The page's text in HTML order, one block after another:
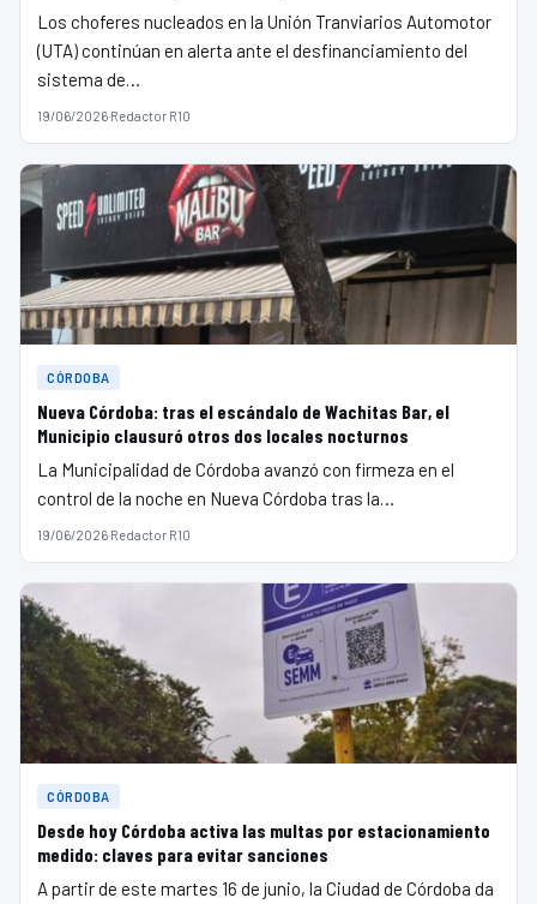
Los choferes nucleados en la Unión Tranviarios Automotor
(UTA) continúan en alerta ante el desfinanciamiento del
sistema de…
19/06/2026·Redactor R10
CÓRDOBA
Nueva Córdoba: tras el escándalo de Wachitas Bar, el
Municipio clausuró otros dos locales nocturnos
La Municipalidad de Córdoba avanzó con firmeza en el
control de la noche en Nueva Córdoba tras la…
19/06/2026·Redactor R10
CÓRDOBA
Desde hoy Córdoba activa las multas por estacionamiento
medido: claves para evitar sanciones
A partir de este martes 16 de junio, la Ciudad de Córdoba da